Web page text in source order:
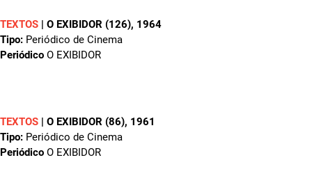
TEXTOS | O EXIBIDOR (126), 1964
Tipo: Periódico de Cinema
Periódico O EXIBIDOR
TEXTOS | O EXIBIDOR (86), 1961
Tipo: Periódico de Cinema
Periódico O EXIBIDOR